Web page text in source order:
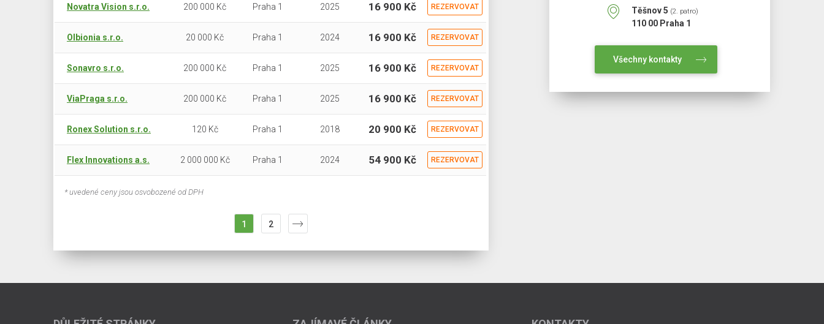
Novatra Vision s.r.o. 200 000 Kč Praha 1 2025 16 900 Kč REZERVOVAT
Olbionia s.r.o. 20 000 Kč Praha 1 2024 16 900 Kč REZERVOVAT
Sonavro s.r.o. 200 000 Kč Praha 1 2025 16 900 Kč REZERVOVAT
ViaPraga s.r.o. 200 000 Kč Praha 1 2025 16 900 Kč REZERVOVAT
Ronex Solution s.r.o. 120 Kč Praha 1 2018 20 900 Kč REZERVOVAT
Flex Innovations a.s. 2 000 000 Kč Praha 1 2024 54 900 Kč REZERVOVAT
* uvedené ceny jsou osvobozené od DPH
1 2
Těšnov 5 (2. patro)
110 00 Praha 1
Všechny kontakty